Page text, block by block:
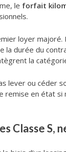
le forfait
loyer
la durée du
la
lever ou céder
en état
Classe S,